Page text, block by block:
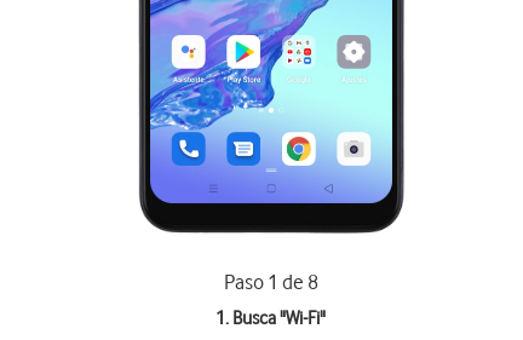
Paso 1 de 8
1. Busca "Wi-Fi"